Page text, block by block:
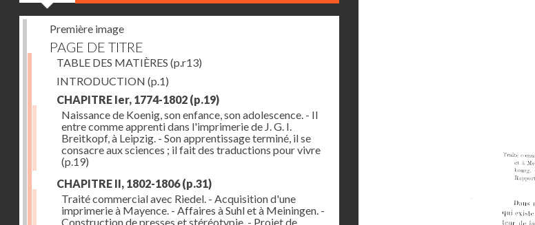
Première image
PAGE DE TITRE
TABLE DES MATIÈRES (p.r13)
INTRODUCTION (p.1)
CHAPITRE Ier, 1774-1802 (p.19)
Naissance de Koenig, son enfance, son adolescence. - Il
entre comme apprenti dans l'imprimerie de J. G. I.
Breitkopf, à Leipzig. - Son apprentissage terminé, il se
consacre aux sciences ; il fait des traductions pour vivre
(p.19)
CHAPITRE II, 1802-1806(p.31)
Traité commercial avec Riedel. - Acquisition d'une
imprimerie à Mayence. - Affaires à Suhl et à Meiningen. -
Construction de presses et stéréotypie. - Projet de